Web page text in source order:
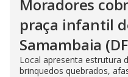
Moradores
praça infantil
Samambaia
Local apresenta estrutura
brinquedos quebrados,